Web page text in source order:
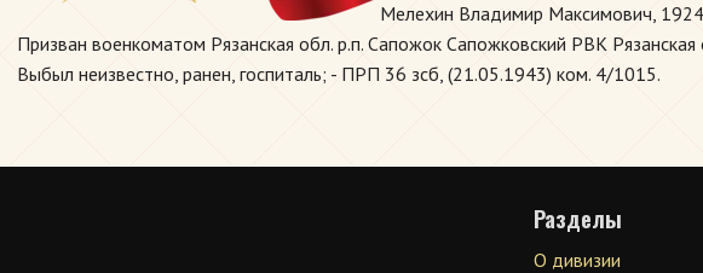
Мелехин Владимир Максимович,
Призван военкоматом Рязанская обл. р.п. Сапожок Сапожковский РВК Рязанская
Выбыл неизвестно, ранен, госпиталь; - ПРП 36 зсб, (21.05.1943) ком. 4/1015.
Разделы
О дивизии